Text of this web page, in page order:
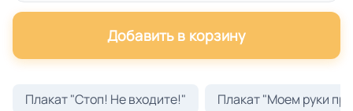
Добавить в корзину
Плакат "Стоп! Не входите!" Плакат "Моем руки